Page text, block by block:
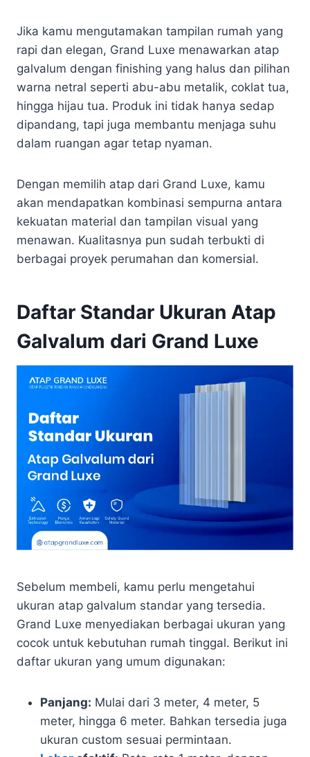
Jika kamu mengutamakan tampilan rumah yang
rapi dan elegan, Grand Luxe menawarkan atap
galvalum dengan finishing yang halus dan pilihan
warna netral seperti abu-abu metalik, coklat tua,
hingga hijau tua. Produk ini tidak hanya sedap
dipandang, tapi juga membantu menjaga suhu
dalam ruangan agar tetap nyaman.
Dengan memilih atap dari Grand Luxe, kamu
akan mendapatkan kombinasi sempurna antara
kekuatan material dan tampilan visual yang
menawan. Kualitasnya pun sudah terbukti di
berbagai proyek perumahan dan komersial.
Daftar Standar Ukuran Atap
Galvalum dari Grand Luxe
Sebelum membeli, kamu perlu mengetahui
ukuran atap galvalum standar yang tersedia.
Grand Luxe menyediakan berbagai ukuran yang
cocok untuk kebutuhan rumah tinggal. Berikut ini
daftar ukuran yang umum digunakan:
Panjang: Mulai dari 3 meter, 4 meter, 5
meter, hingga 6 meter. Bahkan tersedia juga
ukuran custom sesuai permintaan.